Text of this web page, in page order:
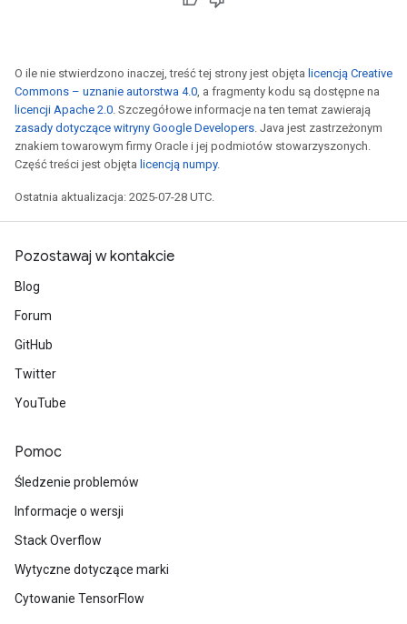
O ile nie stwierdzono inaczej, treść tej strony jest objęta licencją Creative
Commons – uznanie autorstwa 4.0, a fragmenty kodu są dostępne na
licencji Apache 2.0. Szczegółowe informacje na ten temat zawierają
zasady dotyczące witryny Google Developers. Java jest zastrzeżonym
znakiem towarowym firmy Oracle i jej podmiotów stowarzyszonych.
Część treści jest objęta licencją numpy.
Ostatnia aktualizacja: 2025-07-28 UTC.
Pozostawaj w kontakcie
Blog
Forum
GitHub
Twitter
YouTube
Pomoc
Śledzenie problemów
Informacje o wersji
Stack Overflow
Wytyczne dotyczące marki
Cytowanie TensorFlow